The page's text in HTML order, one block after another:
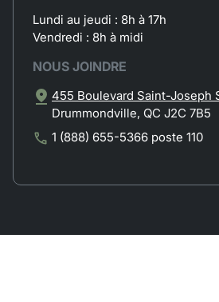
Lundi au jeudi : 8h à 17h
Vendredi : 8h à midi
NOUS JOINDRE
455 Boulevard Saint-Joseph
Drummondville, QC J2C 7B5
1 (888) 655-5366 poste 110